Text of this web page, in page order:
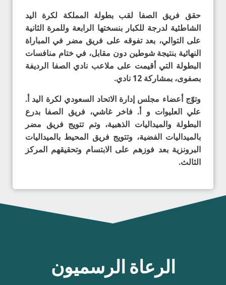
حقق فريق الصفا لقب بطولة المملكة لكرة اليد
الشاطئية لدرجة للكبار بنسختها الرابعة وللمرة الثانية
على التوالي، بعد تفوقه على فريق مضر في المباراة
النهائية بنتيجة شوطين دون مقابل، في ختام منافسات
البطولة التي أقيمت على ملاعب نادي الصفا الرديفة
بصفوى، بمشاركة 12 نادي.
وتوّج أعضاء مجلس إدارة الاتحاد السعودي لكرة اليد أ.
علي العليوات و أ. فاخر غاشي، فريق الصفا بدرع
البطولة والميداليات الذهبية، وتم تتويج فريق مضر
بالميداليات الفضية، وتتويج فريق المحيط بالميداليات
البرونزية بعد فوزهم على الابتسام وتحقيقهم المركز
الثالث.
الرعاة الرسميون